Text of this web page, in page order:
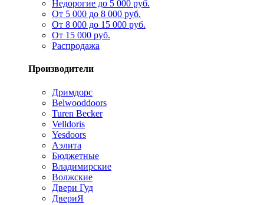
Недорогие до 5 000 руб.
От 5 000 до 8 000 руб.
От 8 000 до 15 000 руб.
От 15 000 руб.
Распродажа
Производители
Дримдорс
Belwooddoors
Turen Becker
Velldoris
Yesdoors
Аэлита
Бюджетные
Владимирские
Волжские
Двери Гуд
ДвериЯ